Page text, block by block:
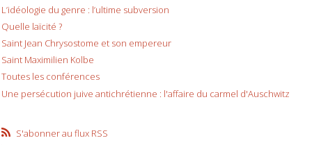
L’idéologie du genre : l’ultime subversion
Quelle laïcité ?
Saint Jean Chrysostome et son empereur
Saint Maximilien Kolbe
Toutes les conférences
Une persécution juive antichrétienne : l'affaire du carmel d'Auschwitz
S'abonner au flux RSS